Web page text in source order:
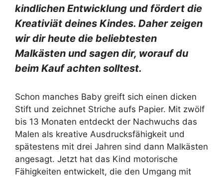
kindlichen Entwicklung und fördert die
Kreativiät deines Kindes. Daher zeigen
wir dir heute die beliebtesten
Malkästen und sagen dir, worauf du
beim Kauf achten solltest.
Schon manches Baby greift sich einen dicken
Stift und zeichnet Striche aufs Papier. Mit zwölf
bis 13 Monaten entdeckt der Nachwuchs das
Malen als kreative Ausdrucksfähigkeit und
spätestens mit drei Jahren sind dann Malkästen
angesagt. Jetzt hat das Kind motorische
Fähigkeiten entwickelt, die den Umgang mit